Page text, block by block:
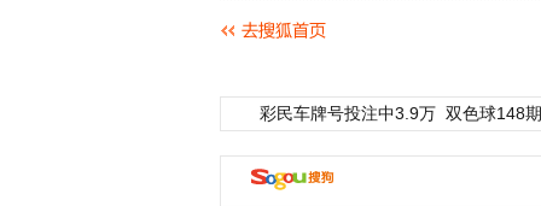
彩民车牌号投注中3.9万 双色球148